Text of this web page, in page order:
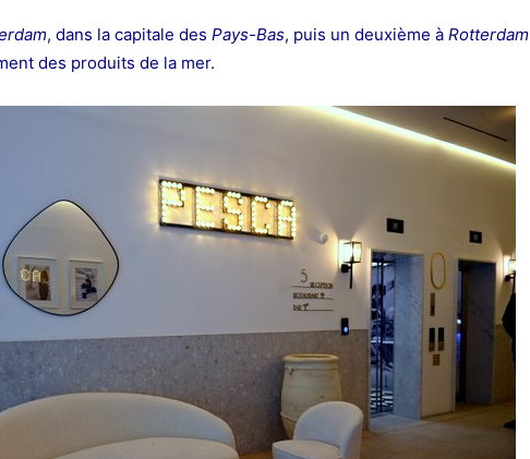
, dans la capitale des Pays-Bas, puis un deuxième à Rotterdam
des produits de la mer.